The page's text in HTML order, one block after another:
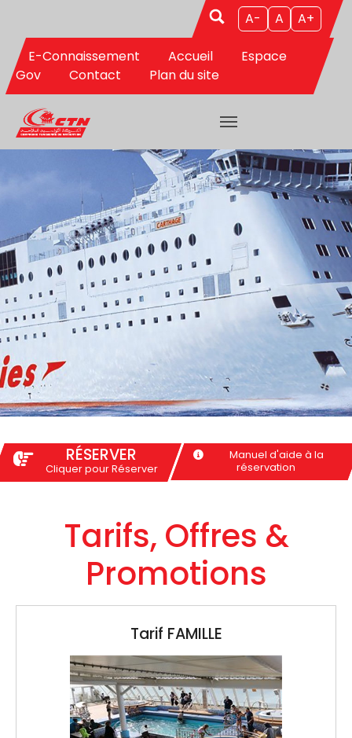
A- A A+
E-Connaissement Accueil
Espace
Gov
Contact Plan du site
RÉSERVER
Cliquer pour Réserver
Manuel d'aide à la
réservation
Tarifs, Offres &
Promotions
Tarif CORAIL